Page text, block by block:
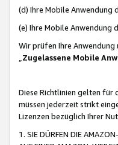
(d) Ihre Mobile Anwendung
(e) Ihre Mobile Anwendung
Wir prüfen Ihre Anwendung
„Zugelassene Mobile
Diese Richtlinien gelten für
müssen jederzeit strikt
Lizenzen bezüglich Ihrer
1. SIE DÜRFEN DIE